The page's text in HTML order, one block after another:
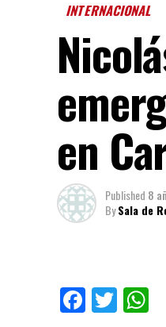
INTERNACIONAL
en
Published 8
BySala de